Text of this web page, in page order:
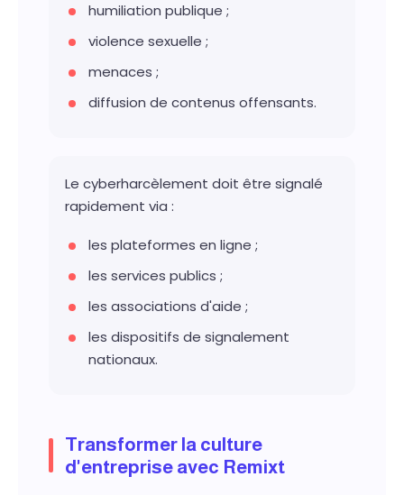
humiliation publique ;
violence sexuelle ;
menaces ;
diffusion de contenus offensants.
Le cyberharcèlement doit être signalé
rapidement via :
les plateformes en ligne ;
les services publics ;
les associations d'aide ;
les dispositifs de signalement
nationaux.
Transformer la culture
d'entreprise avec Remixt